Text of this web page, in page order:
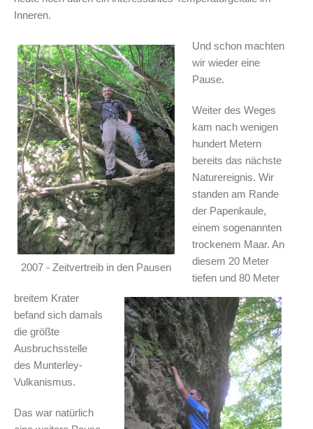
Inneren.
2007 - Zeitvertreib in den Pausen
Und schon machten
wir wieder eine
Pause.
Weiter des Weges
kam nach wenigen
hundert Metern
bereits das nächste
Naturereignis. Wir
standen am Rande
der Papenkaule,
einem sogenannten
trockenem Maar. An
diesem 20 Meter
tiefen und 80 Meter
breitem Krater
befand sich damals
die größte
Ausbruchsstelle
des Munterley-
Vulkanismus.
Das war natürlich